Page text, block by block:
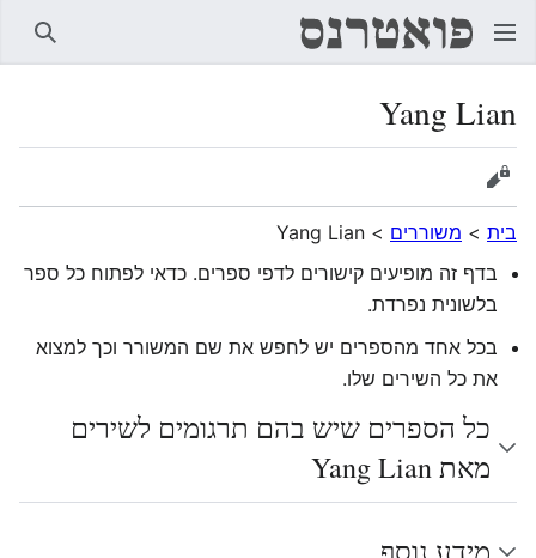
Yang Lian
הצגת מקור
בית > משוררים >
Yang Lian
בדף זה מופיעים קישורים לדפי ספרים. כדאי לפתוח כל ספר
בלשונית נפרדת.
בכל אחד מהספרים יש לחפש את שם המשורר וכך למצוא
את כל השירים שלו.
כל הספרים שיש בהם תרגומים לשירים
מאת Yang Lian